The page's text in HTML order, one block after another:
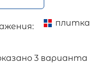
плитка
3 варианта